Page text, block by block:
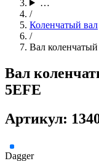
…
/
Коленчатый вал
/
Вал
Вал
5EFE
Артикул:
Dagger